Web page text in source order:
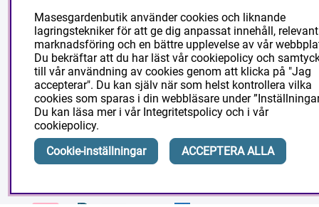
Masesgården AB
Siljansnäsvägen 211 Grytnäs
793 92 Leksand.
Org:556178-9297
Masesgardenbutik använder cookies och liknande
lagringstekniker för att ge dig anpassat innehåll, relevant
marknadsföring och en bättre upplevelse av vår
Du bekräftar att du har läst vår cookiepolicy och
till vår användning av cookies genom att klicka på "Jag
accepterar". Du kan själv när som helst kontrollera vilka
cookies som sparas i din webbläsare under
Du kan läsa mer i vår Integritetspolicy och i vår
cookiepolicy.
Cookie-inställningar
ACCEPTERA ALLA